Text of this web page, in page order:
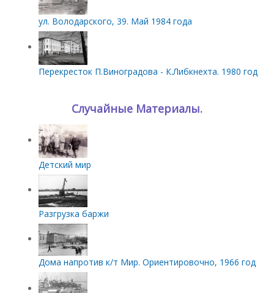
ул. Володарского, 39. Май 1984 года
Перекресток П.Виноградова - К.Либкнехта. 1980 год
Случайные Материалы.
Детский мир
Разгрузка баржи
Дома напротив к/т Мир. Ориентировочно, 1966 год